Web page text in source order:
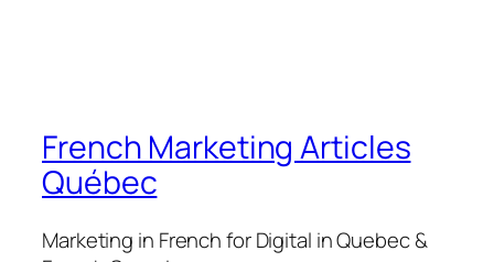
French Marketing Articles
Québec
Marketing in French for Digital in Quebec &